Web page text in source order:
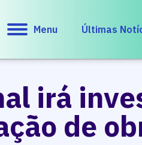
Menu Últimas
irá
de